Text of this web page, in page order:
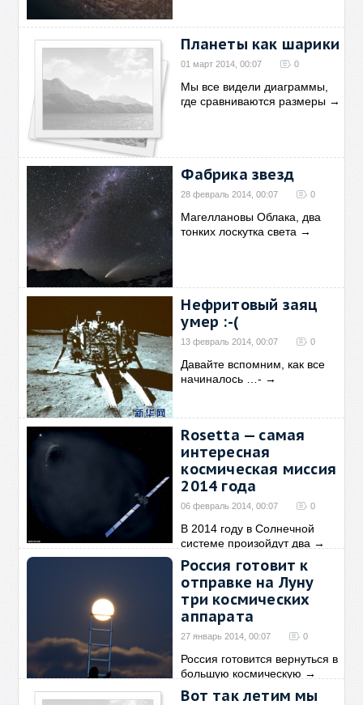
Планеты как шарики
01 март 2014, 00:07 0
Мы все видели диаграммы,
где сравниваются размеры →
Фабрика звезд
28 февраль 2014, 00:07 0
Магеллановы Облака, два
тонких лоскутка света →
Нефритовый заяц
умер :-(
13 февраль 2014, 00:07 0
Давайте вспомним, как все
начиналось …- →
Rosetta — самая
интересная
космическая миссия
2014 года
06 февраль 2014, 00:07 0
В 2014 году в Солнечной
системе произойдут два →
Россия готовит к
отправке на Луну
три космических
аппарата
27 январь 2014, 00:07 0
Россия готовится вернуться в
большую космическую →
Вот так летим мы